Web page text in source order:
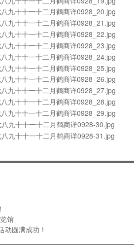
馆
动圆满成功！